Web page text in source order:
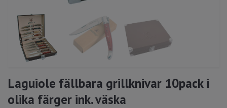
Laguiole fällbara grillknivar 10pack i
olika färger ink. väska